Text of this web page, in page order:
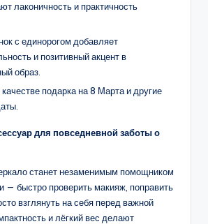
лаконичность и практичность
с единорогом добавляет
и позитивный акцент в
образ.
подарка на 8 Марта и другие
для повседневной заботы о
станет незаменимым помощником
— быстро проверить макияж, поправить
взглянуть на себя перед важной
и лёгкий вес делают